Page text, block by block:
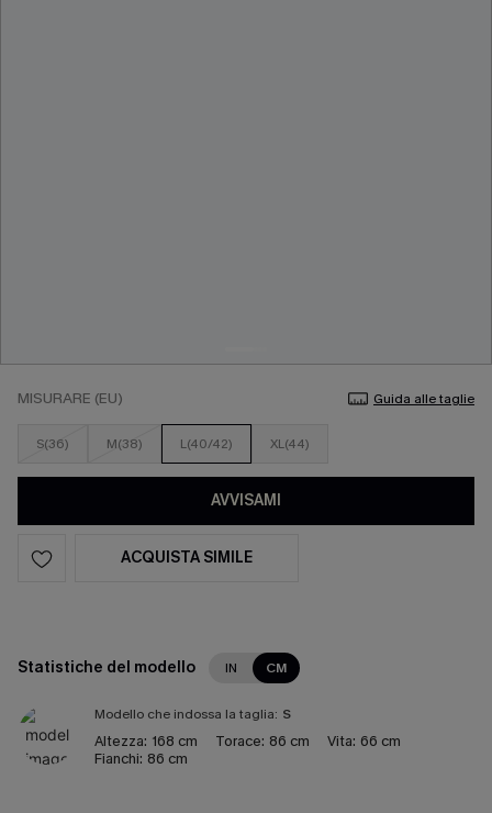
MISURARE (EU) Guida alle taglie
S(36) M(38) L(40/42) XL(44)
AVVISAMI
ACQUISTA SIMILE
Statistiche del modello IN CM
Modello che indossa la taglia: S
Altezza: 168 cm Torace: 86 cm Vita: 66 cm
Fianchi: 86 cm